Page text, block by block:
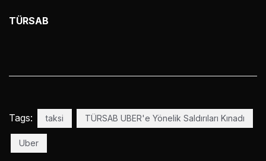
TÜRSAB
Tags: taksi TÜRSAB UBER'e Yönelik Saldırıları Kınadı
Uber